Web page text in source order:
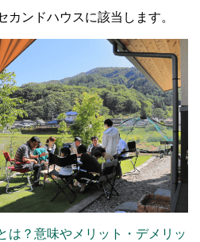
ンドハウスに該当します。
は？意味やメリット・デメリッ